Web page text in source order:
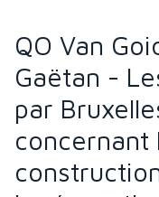
QO Van
Gaëtan -
par
concernant